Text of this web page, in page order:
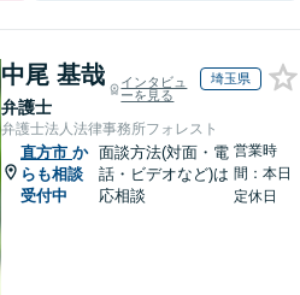
中尾 基哉
弁護士
インタビュ
ーを見る
埼玉県
弁護士法人法律事務所フォレスト
直方市 か
らも相談
受付中
面談方法(対面・電
話・ビデオなど)は
応相談
営業時
間：本日
定休日